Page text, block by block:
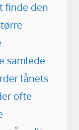
finde den
samlede
lånets
ofte